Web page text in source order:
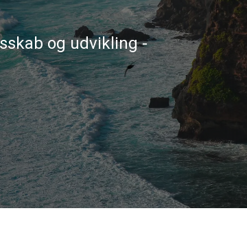
og udvikling -